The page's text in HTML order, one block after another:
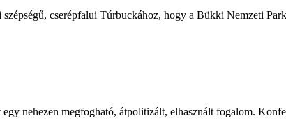
cserépfalui Túrbuckához, hogy a Bükki Nemzeti
nehezen megfogható, átpolitizált, elhasznált fogalom.